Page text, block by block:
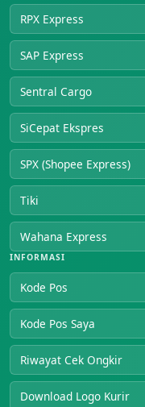
RPX Express
SAP Express
Sentral Cargo
SiCepat Ekspres
SPX (Shopee Express)
Tiki
Wahana Express
INFORMASI
Kode Pos
Kode Pos Saya
Riwayat Cek Ongkir
Download Logo Kurir